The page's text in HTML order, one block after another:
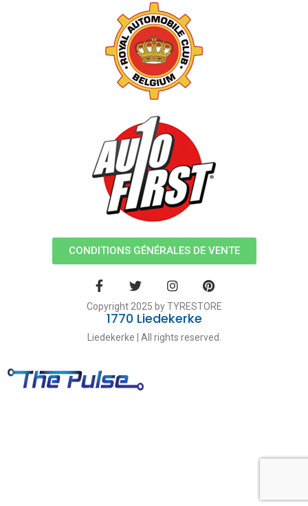
CONDITIONS GÉNÉRALES DE VENTE
Copyright 2025 by TYRESTORE
1770 Liedekerke
Liedekerke | All rights reserved.